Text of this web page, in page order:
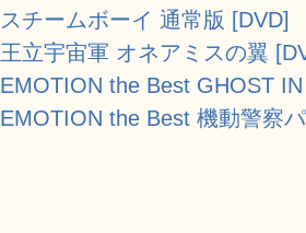
スチームボーイ 通常版 [DVD]
王立宇宙軍 オネアミスの翼
EMOTION the Best GHOST
EMOTION the Best 機動警察